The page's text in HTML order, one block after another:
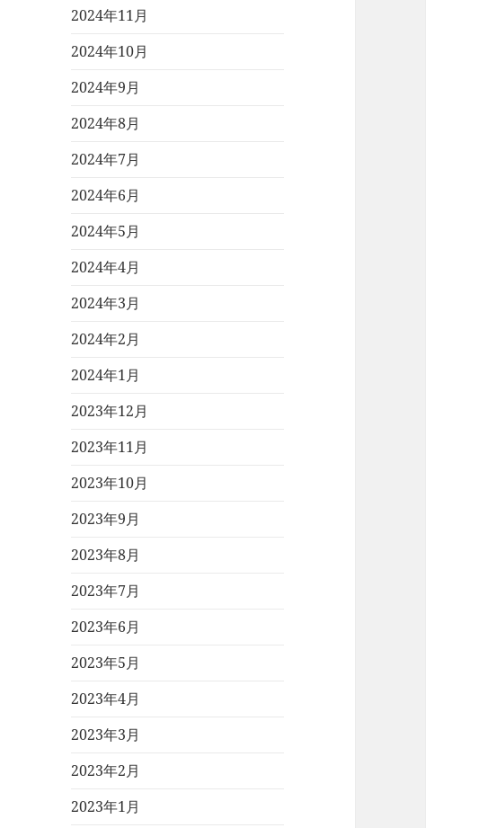
2024年11月
2024年10月
2024年9月
2024年8月
2024年7月
2024年6月
2024年5月
2024年4月
2024年3月
2024年2月
2024年1月
2023年12月
2023年11月
2023年10月
2023年9月
2023年8月
2023年7月
2023年6月
2023年5月
2023年4月
2023年3月
2023年2月
2023年1月